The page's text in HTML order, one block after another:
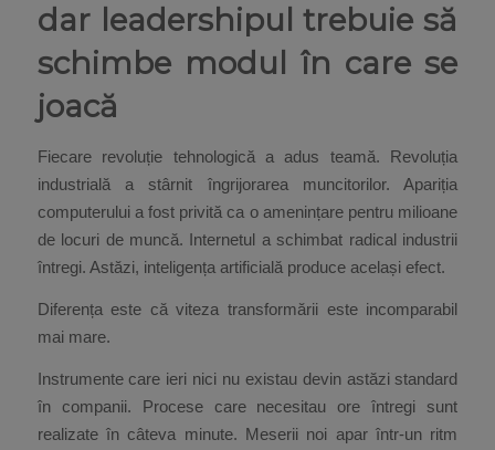
dar leadershipul trebuie să
schimbe modul în care se
joacă
Fiecare revoluție tehnologică a adus teamă. Revoluția
industrială a stârnit îngrijorarea muncitorilor. Apariția
computerului a fost privită ca o amenințare pentru milioane
de locuri de muncă. Internetul a schimbat radical industrii
întregi. Astăzi, inteligența artificială produce același efect.
Diferența este că viteza transformării este incomparabil
mai mare.
Instrumente care ieri nici nu existau devin astăzi standard
în companii. Procese care necesitau ore întregi sunt
realizate în câteva minute. Meserii noi apar într-un ritm